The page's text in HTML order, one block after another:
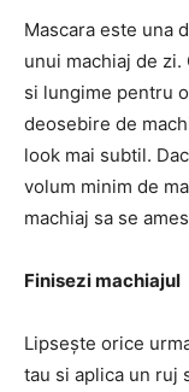
Mascara este una
unui machiaj de
si lungime pentru
deosebire de
look mai subtil.
volum minim de
machiaj sa se
Finisezi machiajul
Lipsește orice
tau si aplica un ruj